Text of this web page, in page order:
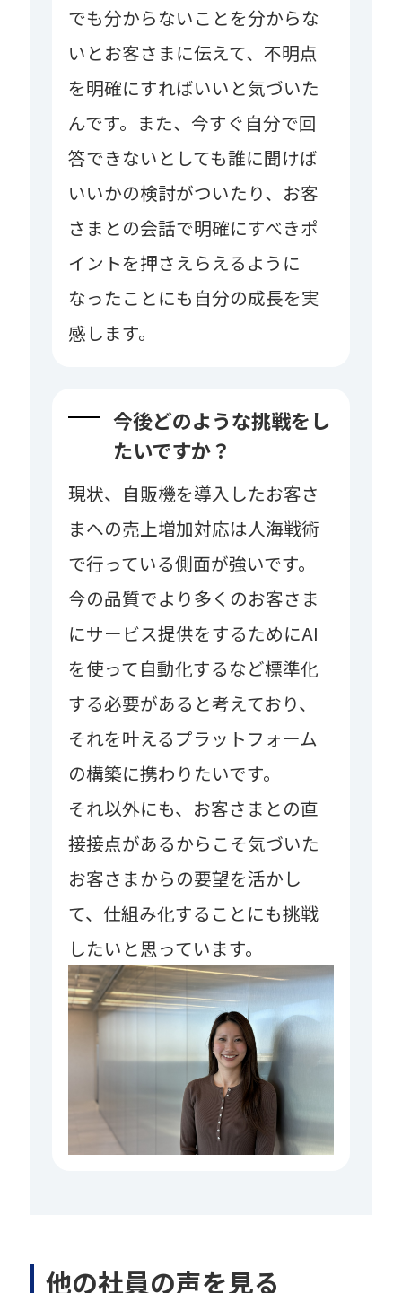
でも分からないことを分からな
いとお客さまに伝えて、不明点
を明確にすればいいと気づいた
んです。また、今すぐ自分で回
答できないとしても誰に聞けば
いいかの検討がついたり、お客
さまとの会話で明確にすべきポ
イントを押さえらえるように
なったことにも自分の成長を実
感します。
今後どのような挑戦をし
たいですか？
現状、自販機を導入したお客さ
まへの売上増加対応は人海戦術
で行っている側面が強いです。
今の品質でより多くのお客さま
にサービス提供をするためにAI
を使って自動化するなど標準化
する必要があると考えており、
それを叶えるプラットフォーム
の構築に携わりたいです。
それ以外にも、お客さまとの直
接接点があるからこそ気づいた
お客さまからの要望を活かし
て、仕組み化することにも挑戦
したいと思っています。
他の社員の声を見る